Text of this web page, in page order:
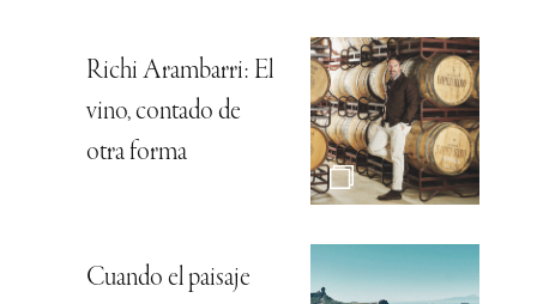
Richi Arambarri: El
vino, contado de
otra forma
Cuando el paisaje